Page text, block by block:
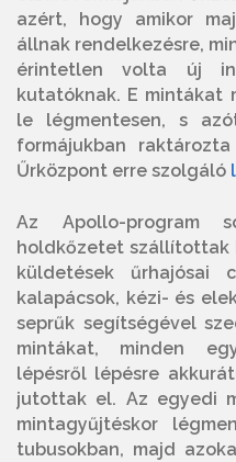
azért, hogy amikor
állnak rendelkezésre,
érintetlen volta új
kutatóknak. E mintákat
le légmentesen, s
formájukban
Űrközpont erre szolgáló
Az Apollo-program
holdkőzetet szállítottak
küldetések űrhajósai
kalapácsok, kézi- és
seprűk segítségével
mintákat, minden
lépésről lépésre
jutottak el. Az egyedi
mintagyűjtéskor
tubusokban, majd